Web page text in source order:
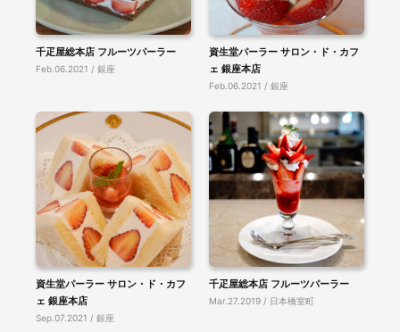
千疋屋総本店 フルーツパーラー
Feb.06.2021 / 銀座
資生堂パーラー サロン・ド・カフ
ェ 銀座本店
Feb.06.2021 / 銀座
資生堂パーラー サロン・ド・カフ
ェ 銀座本店
Sep.07.2021 / 銀座
千疋屋総本店 フルーツパーラー
Mar.27.2019 / 日本橋室町